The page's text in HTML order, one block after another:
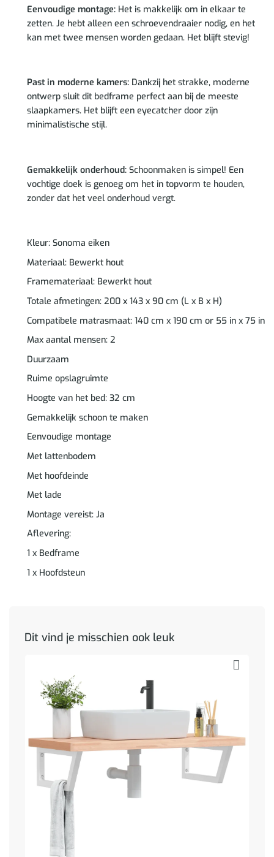
Eenvoudige montage:Het is makkelijk om in elkaar te
zetten. Je hebt alleen een schroevendraaier nodig, en het
kan met twee mensen worden gedaan. Het blijft stevig!
Past in moderne kamers:Dankzij het strakke, moderne
ontwerp sluit dit bedframe perfect aan bij de meeste
slaapkamers. Het blijft een eyecatcher door zijn
minimalistische stijl.
Gemakkelijk onderhoud:Schoonmaken is simpel! Een
vochtige doek is genoeg om het in topvorm te houden,
zonder dat het veel onderhoud vergt.
Kleur: Sonoma eiken
Materiaal: Bewerkt hout
Framemateriaal: Bewerkt hout
Totale afmetingen: 200 x 143 x 90 cm (L x B x H)
Compatibele matrasmaat: 140 cm x 190 cm or 55 in x 75 in
Max aantal mensen: 2
Duurzaam
Ruime opslagruimte
Hoogte van het bed: 32 cm
Gemakkelijk schoon te maken
Eenvoudige montage
Met lattenbodem
Met hoofdeinde
Met lade
Montage vereist: Ja
Aflevering:
1 x Bedframe
1 x Hoofdsteun
Dit vind je misschien ook leuk